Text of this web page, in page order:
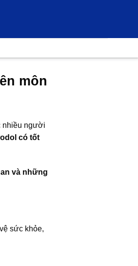
môn
nhiều người
có tốt
và những
sức khỏe,